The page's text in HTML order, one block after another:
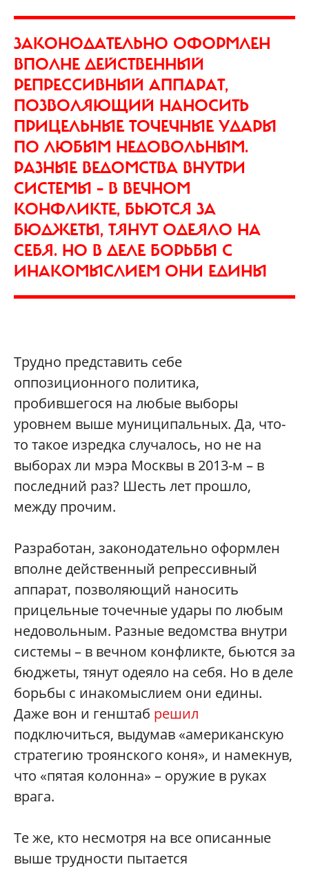
ЗАКОНОДАТЕЛЬНО ОФОРМЛЕН
ВПОЛНЕ ДЕЙСТВЕННЫЙ
РЕПРЕССИВНЫЙ АППАРАТ,
ПОЗВОЛЯЮЩИЙ НАНОСИТЬ
ПРИЦЕЛЬНЫЕ ТОЧЕЧНЫЕ УДАРЫ
ПО ЛЮБЫМ НЕДОВОЛЬНЫМ.
РАЗНЫЕ ВЕДОМСТВА ВНУТРИ
СИСТЕМЫ – В ВЕЧНОМ
КОНФЛИКТЕ, БЬЮТСЯ ЗА
БЮДЖЕТЫ, ТЯНУТ ОДЕЯЛО НА
СЕБЯ. НО В ДЕЛЕ БОРЬБЫ С
ИНАКОМЫСЛИЕМ ОНИ ЕДИНЫ
Трудно представить себе
оппозиционного политика,
пробившегося на любые выборы
уровнем выше муниципальных. Да, что-
то такое изредка случалось, но не на
выборах ли мэра Москвы в 2013-м – в
последний раз? Шесть лет прошло,
между прочим.
Разработан, законодательно оформлен
вполне действенный репрессивный
аппарат, позволяющий наносить
прицельные точечные удары по любым
недовольным. Разные ведомства внутри
системы – в вечном конфликте, бьются за
бюджеты, тянут одеяло на себя. Но в деле
борьбы с инакомыслием они едины.
Даже вон и генштаб решил
подключиться, выдумав «американскую
стратегию троянского коня», и намекнув,
что «пятая колонна» – оружие в руках
врага.
Те же, кто несмотря на все описанные
выше трудности пытается